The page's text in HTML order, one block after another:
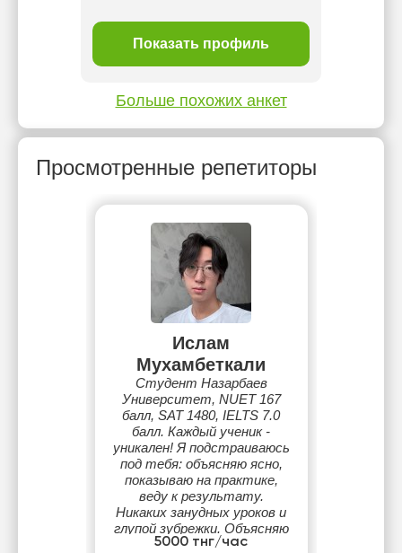
Показать профиль
Больше похожих анкет
Просмотренные репетиторы
Ислам
Мухамбеткали
Cтудент Назарбаев
Университет, NUET 167
балл, SAT 1480, IELTS 7.0
балл. Каждый ученик -
уникален! Я подстраиваюсь
под тебя: объясняю ясно,
показываю на практике,
веду к результату.
Никаких занудных уроков и
глупой зубрежки. Объясняю
теорию на простом
5000 тнг/час